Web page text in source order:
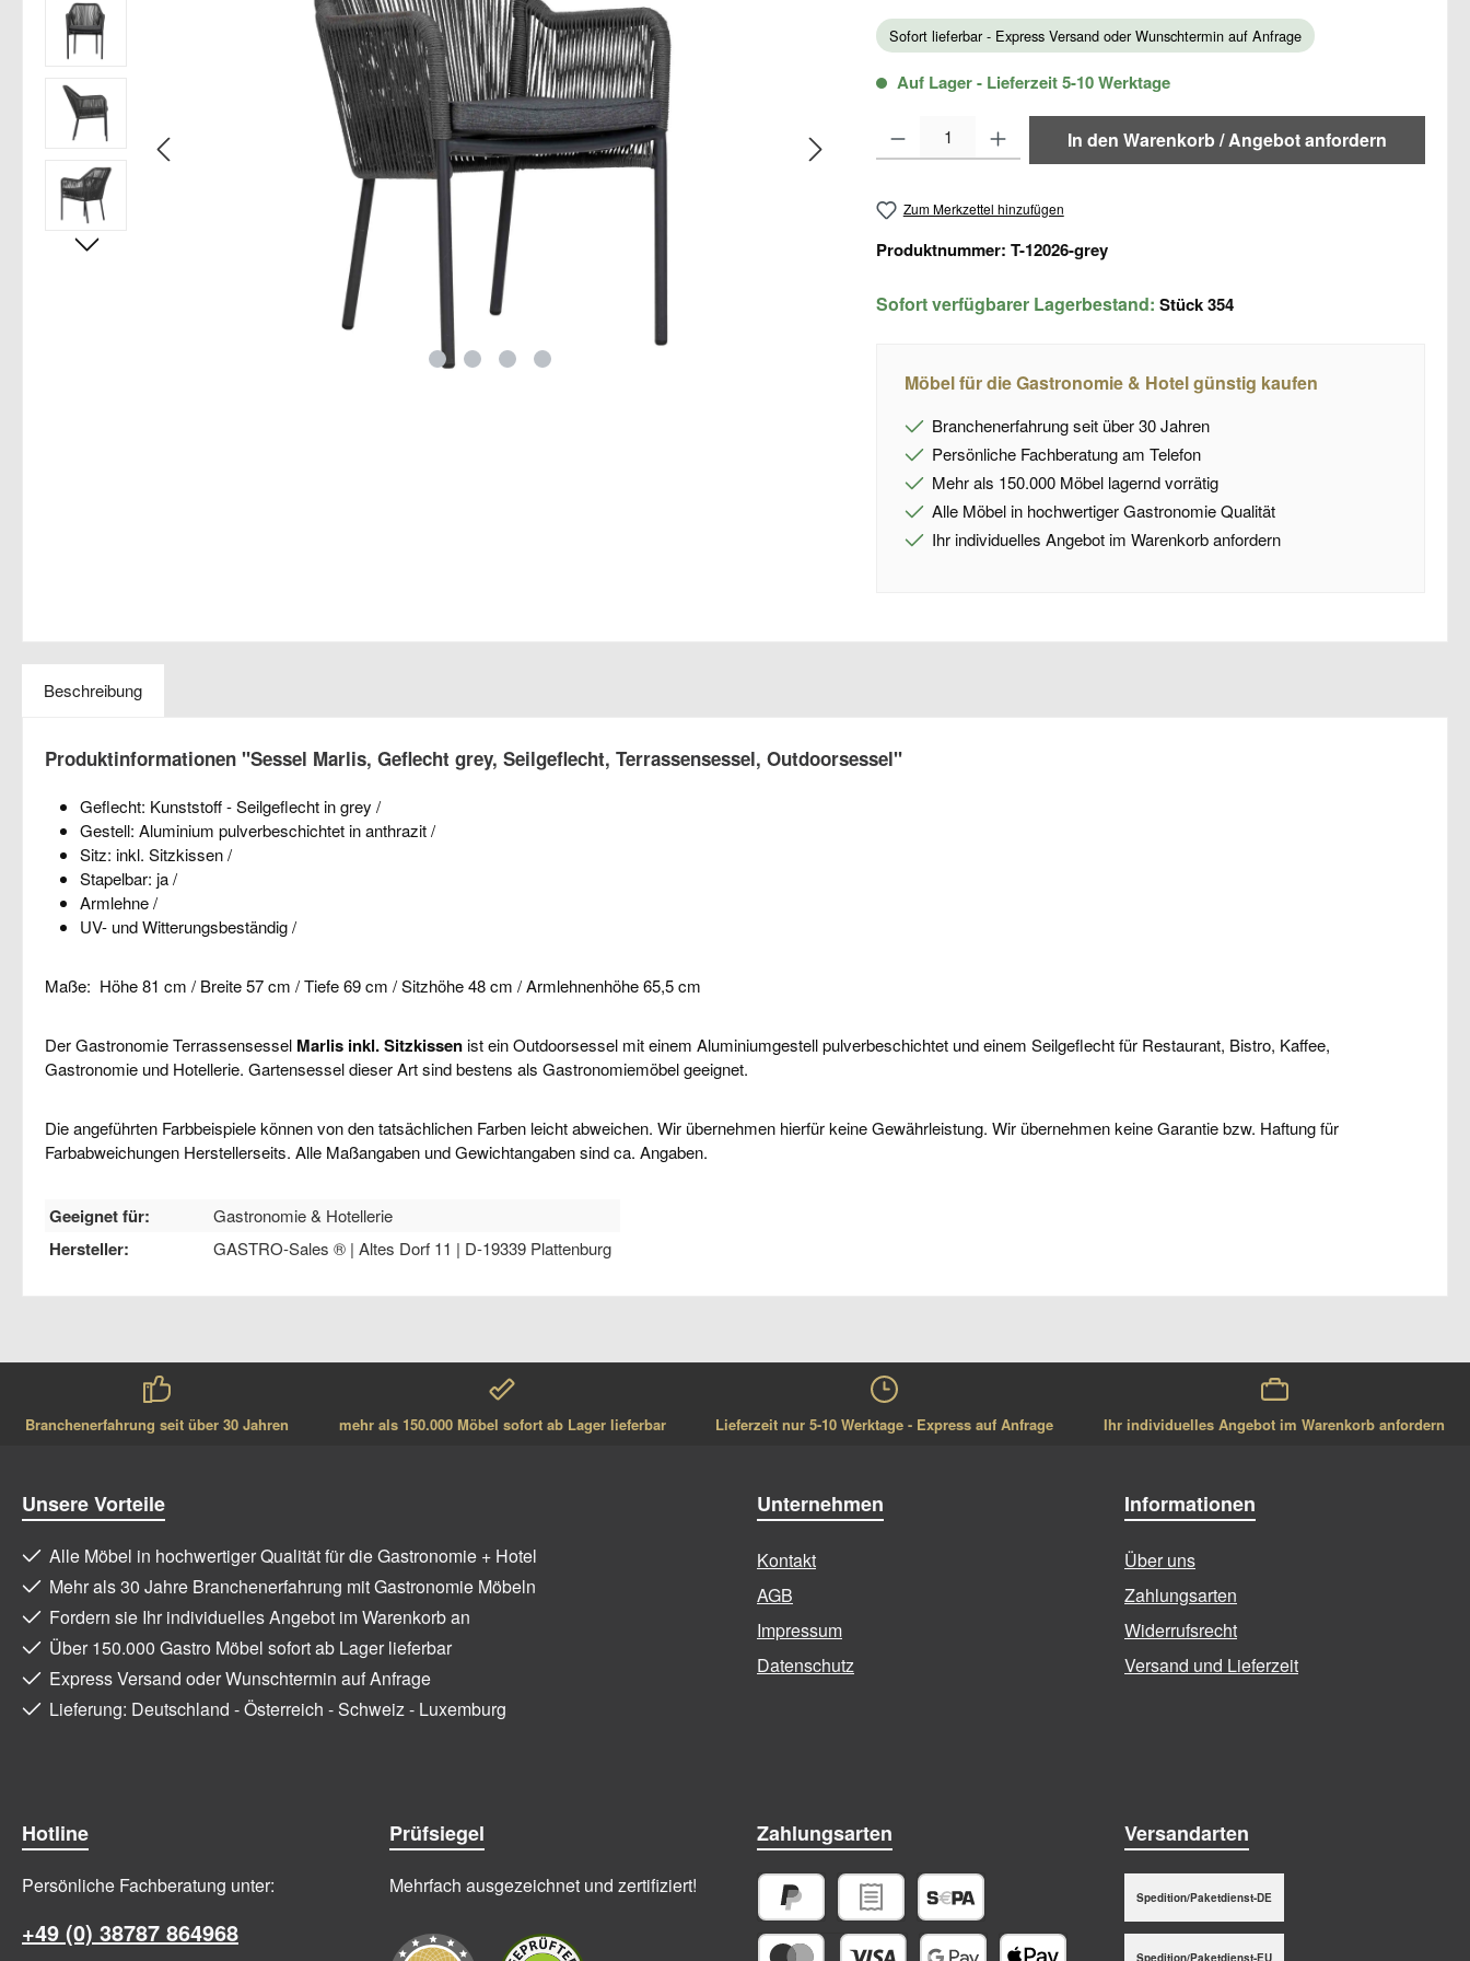
Sofort lieferbar - Express Versand oder Wunschtermin auf Anfrage
Auf Lager - Lieferzeit 5-10 Werktage
Produkt Anzahl: Gib den gewünschten Wert ein oder benutze die Schaltflächen um
In den Warenkorb / Angebot anfordern
Zum Merkzettel hinzufügen
Produktnummer: T-12026-grey
Sofort verfügbarer Lagerbestand: Stück354
Möbel für die Gastronomie & Hotel günstig kaufen
Branchenerfahrung seit über 30 Jahren
Persönliche Fachberatung am Telefon
Mehr als 150.000 Möbel lagernd vorrätig
Alle Möbel in hochwertiger Gastronomie Qualität
Ihr individuelles Angebot im Warenkorb anfordern
Beschreibung
Produktinformationen "Sessel Marlis, Geflecht grey, Seilgeflecht, Terrassensessel, Outdoorsessel"
Geflecht: Kunststoff - Seilgeflecht in grey /
Gestell: Aluminium pulverbeschichtet in anthrazit /
Sitz: inkl. Sitzkissen /
Stapelbar: ja /
Armlehne /
UV- und Witterungsbeständig /
Maße: Höhe 81 cm / Breite 57 cm / Tiefe 69 cm / Sitzhöhe 48 cm /Armlehnenhöhe 65,5 cm
Der Gastronomie Terrassensessel Marlis inkl. Sitzkissenist ein Outdoorsessel mit einem Aluminiumgestell pulverbeschichtet und einem Seilgeflecht für Restaurant, Bistro, Kaffee,
Gastronomie und Hotellerie. Gartensessel dieser Art sind bestens als Gastronomiemöbel geeignet.
Die angeführten Farbbeispiele können von den tatsächlichen Farben leicht abweichen. Wir übernehmen hierfür keine Gewährleistung. Wir übernehmen keine Garantie bzw. Haftung für
Farbabweichungen Herstellerseits. Alle Maßangaben und Gewichtangaben sind ca. Angaben.
Geeignet für: Gastronomie & Hotellerie
Hersteller: GASTRO-Sales ® | Altes Dorf 11 | D-19339 Plattenburg
Branchenerfahrung seit über 30 Jahren mehr als 150.000 Möbel sofort ab Lager lieferbar Lieferzeit nur 5-10 Werktage - Express auf Anfrage Ihr individuelles Angebot im Warenkorb anfordern
Unsere Vorteile
Alle Möbel in hochwertiger Qualität für die Gastronomie + Hotel
Mehr als 30 Jahre Branchenerfahrung mit Gastronomie Möbeln
Fordern sie Ihr individuelles Angebot im Warenkorb an
Über 150.000 Gastro Möbel sofort ab Lager lieferbar
Express Versand oder Wunschtermin auf Anfrage
Lieferung: Deutschland - Österreich - Schweiz - Luxemburg
Unternehmen
Kontakt
AGB
Impressum
Datenschutz
Informationen
Über uns
Zahlungsarten
Widerrufsrecht
Versand und Lieferzeit
Hotline
Persönliche Fachberatung unter:
+49 (0) 38787 864968
Prüfsiegel
Mehrfach ausgezeichnet und zertifiziert!
Zahlungsarten
PayPal RechnungskaufSEPA Lastschrift
Versandarten
Spedition/Paketdienst-DE
Spedition/Paketdienst-EU